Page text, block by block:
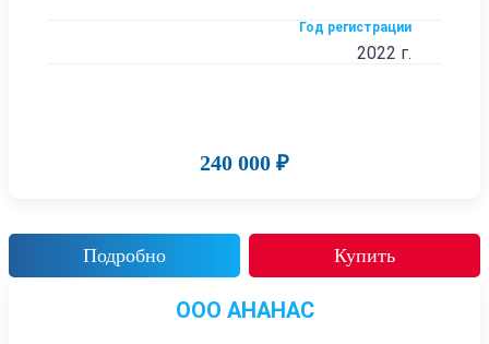
Год регистрации
2022 г.
240 000 ₽
Подробно Купить
ООО АНАНАС